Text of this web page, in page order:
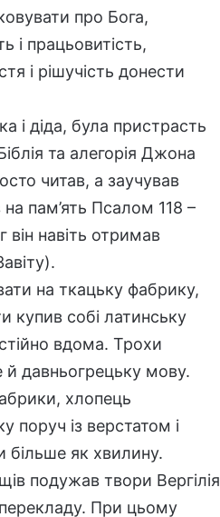
про Бога,
і працьовитість,
і рішучість донести
і діда, була пристрасть
та алегорія Джона
читав, а заучував
на пам’ять Псалом 118 –
він навіть отримав
на ткацьку фабрику,
купив собі латинську
вдома. Трохи
й давньогрецьку мову.
хлопець
поруч із верстатом і
більше як хвилину.
подужав твори Вергілія
перекладу. При цьому